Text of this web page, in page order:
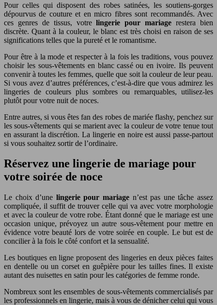
Pour celles qui disposent des robes satinées, les soutiens-gorges
dépourvus de couture et en micro fibres sont recommandés. Avec
ces genres de tissus, votrelingerie pour mariagerestera bien
discrète. Quant à la couleur, le blanc est très choisi en raison de ses
significations telles que la pureté et le romantisme.
Pour être à la mode et respecter à la fois les traditions, vous pouvez
choisir les sous-vêtements en blanc cassé ou en ivoire. Ils peuvent
convenir à toutes les femmes, quelle que soit la couleur de leur peau.
Si vous avez d’autres préférences, c’est-à-dire que vous admirez les
lingeries de couleurs plus sombres ou remarquables, utilisez-les
plutôt pour votre nuit de noces.
Entre autres, si vous êtes fan des robes de mariée flashy, penchez sur
les sous-vêtements qui se marient avec la couleur de votre tenue tout
en assurant la discrétion. La lingerie en noire est aussi passe-partout
si vous souhaitez sortir de l’ordinaire.
Réservez une lingerie de mariage pour
votre soirée de noce
Le choix d’une lingerie pour mariage n’est pas une tâche assez
compliquée, il suffit de trouver celle qui va avec votre morphologie
et avec la couleur de votre robe. Étant donné que le mariage est une
occasion unique, prévoyez un autre sous-vêtement pour mettre en
évidence votre beauté lors de votre soirée en couple. Le but est de
concilier à la fois le côté confort et la sensualité.
Les boutiques en ligne proposent des lingeries en deux pièces faites
en dentelle ou un corset en guêpière pour les tailles fines. Il existe
autant des nuisettes en satin pour les catégories de femme ronde.
Nombreux sont les ensembles de sous-vêtements commercialisés par
les professionnels en lingerie, mais à vous de dénicher celui qui vous